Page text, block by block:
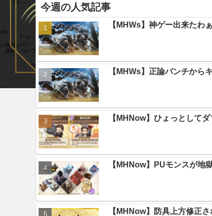
今週の人気記事
【MHWs】神ゲー出来たわ
【MHWs】正論パンチから
【MHNow】ひょっとして
【MHNow】PUモンスが地
【MHNow】防具上方修正